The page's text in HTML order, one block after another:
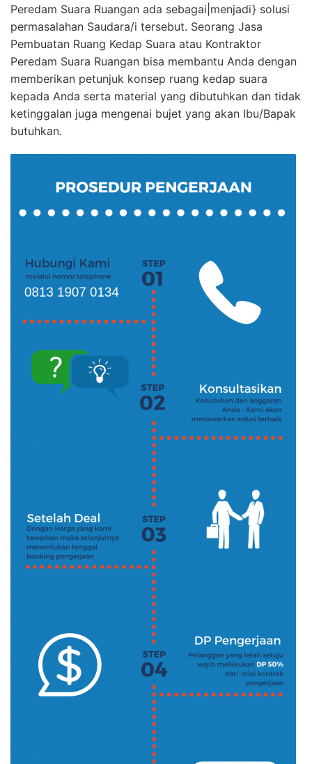
Peredam Suara Ruangan ada sebagai|menjadi} solusi
permasalahan Saudara/i tersebut. Seorang Jasa
Pembuatan Ruang Kedap Suara atau Kontraktor
Peredam Suara Ruangan bisa membantu Anda dengan
memberikan petunjuk konsep ruang kedap suara
kepada Anda serta material yang dibutuhkan dan tidak
ketinggalan juga mengenai bujet yang akan Ibu/Bapak
butuhkan.